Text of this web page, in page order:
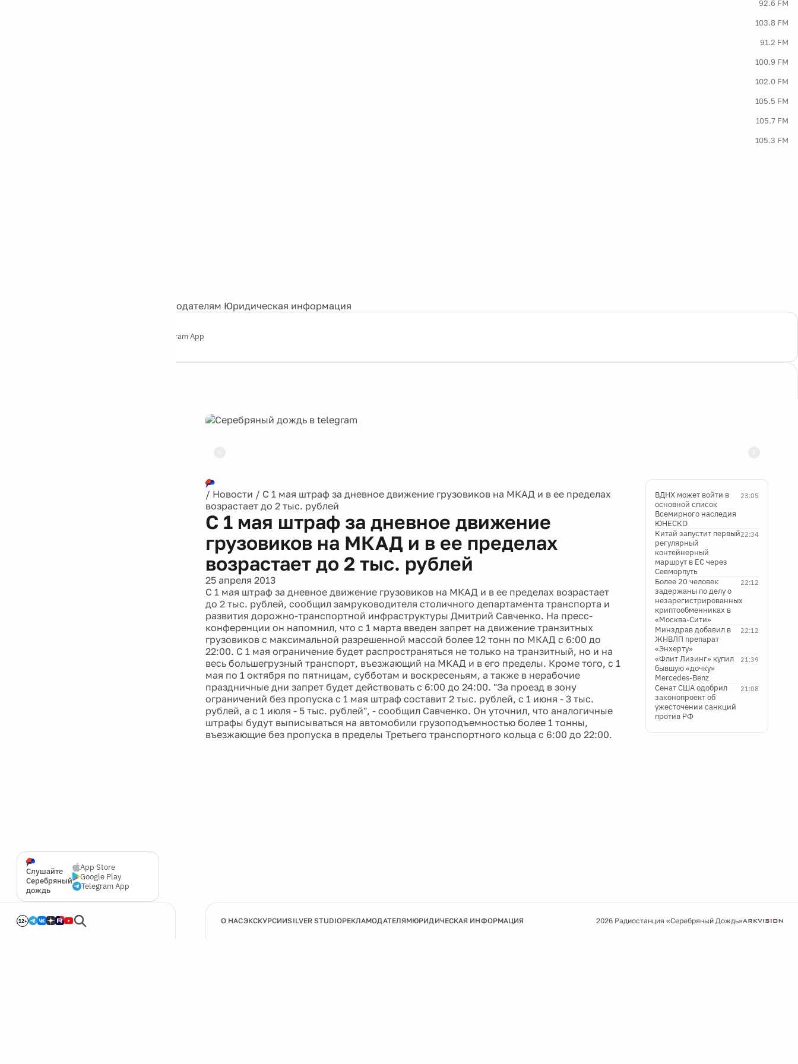
92.6 FM
103.8 FM
91.2 FM
100.9 FM
102.0 FM
105.5 FM
105.7 FM
105.3 FM
Рекламодателям Юридическая информация
Telegram App
Слушайте
Серебряный
дождь
App Store
Google Play
Telegram App
12+
/ Новости / С 1 мая штраф за дневное движение грузовиков на МКАД и в ее пределах
возрастает до 2 тыс. рублей
С 1 мая штраф за дневное движение
грузовиков на МКАД и в ее пределах
возрастает до 2 тыс. рублей
25 апреля 2013
С 1 мая штраф за дневное движение грузовиков на МКАД и в ее пределах возрастает
до 2 тыс. рублей, сообщил замруководителя столичного департамента транспорта и
развития дорожно-транспортной инфраструктуры Дмитрий Савченко. На пресс-
конференции он напомнил, что с 1 марта введен запрет на движение транзитных
грузовиков с максимальной разрешенной массой более 12 тонн по МКАД с 6:00 до
22:00. С 1 мая ограничение будет распространяться не только на транзитный, но и на
весь большегрузный транспорт, въезжающий на МКАД и в его пределы. Кроме того, с 1
мая по 1 октября по пятницам, субботам и воскресеньям, а также в нерабочие
праздничные дни запрет будет действовать с 6:00 до 24:00. "За проезд в зону
ограничений без пропуска с 1 мая штраф составит 2 тыс. рублей, с 1 июня - 3 тыс.
рублей, а с 1 июля - 5 тыс. рублей", - сообщил Савченко. Он уточнил, что аналогичные
штрафы будут выписываться на автомобили грузоподъемностью более 1 тонны,
въезжающие без пропуска в пределы Третьего транспортного кольца с 6:00 до 22:00.
23:05
ВДНХ может войти в
основной список
Всемирного наследия
ЮНЕСКО
22:34
Китай запустит первый
регулярный
контейнерный
маршрут в ЕС через
Севморпуть
22:12
Более 20 человек
задержаны по делу о
незарегистрированных
криптообменниках в
«Москва-Сити»
22:12
Минздрав добавил в
ЖНВЛП препарат
«Энхерту»
21:39
«Флит Лизинг» купил
бывшую «дочку»
Mercedes-Benz
21:08
Сенат США одобрил
законопроект об
ужесточении санкций
против РФ
О НАСЭКСКУРСИИSILVER STUDIOРЕКЛАМОДАТЕЛЯМЮРИДИЧЕСКАЯ ИНФОРМАЦИЯ 2026 Радиостанция «Серебряный Дождь»